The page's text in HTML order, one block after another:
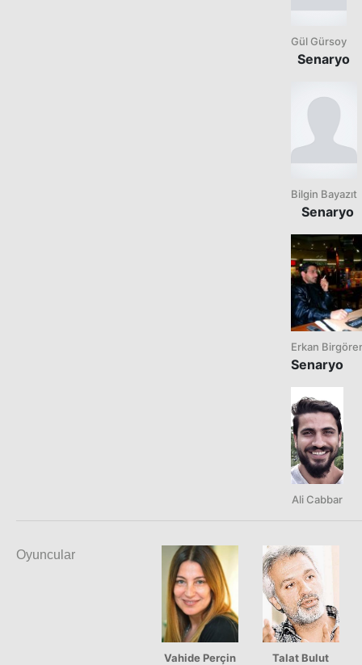
Gül Gürsoy
Senaryo
Bilgin Bayazıt
Senaryo
Erkan
Senaryo
Ali Cabbar
Oyuncular
Vahide Perçin Talat Bulut